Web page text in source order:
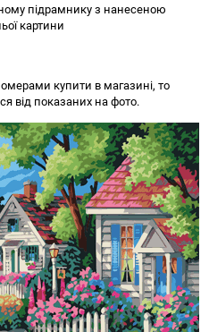
підрамнику з нанесеною
картини
купити в магазині, то
від показаних на фото.